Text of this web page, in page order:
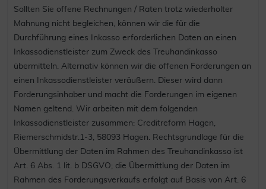
Sollten Sie offene Rechnungen / Raten trotz wiederholter
Mahnung nicht begleichen, können wir die für die
Durchführung eines Inkasso erforderlichen Daten an einen
Inkassodienstleister zum Zweck des Treuhandinkasso
übermitteln. Alternativ können wir die offenen Forderungen an
einen Inkassodienstleister veräußern. Dieser wird dann
Forderungsinhaber und macht die Forderungen im eigenen
Namen geltend. Wir arbeiten mit dem folgenden
Inkassodienstleister zusammen: Creditreform Hagen,
Riemerschmidstr.1-3, 58093 Hagen. Rechtsgrundlage für die
Übermittlung der Daten im Rahmen des Treuhandinkasso ist
Art. 6 Abs. 1 lit. b DSGVO; die Übermittlung der Daten im
Rahmen des Forderungsverkaufs erfolgt auf Basis von Art. 6